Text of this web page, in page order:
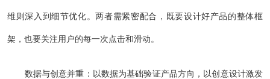
维则深入到细节优化。两者需紧密配合，既要设计好产品的整体框
架，也要关注用户的每一次点击和滑动。
数据与创意并重：以数据为基础验证产品方向，以创意设计激发